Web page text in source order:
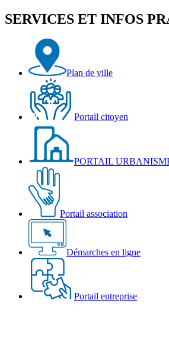
d'exposition
la
Véloroute
Migennes
SERVICES ET INFOS
Plan de ville
Portail citoyen
PORTAIL
Portail association
Démarches en ligne
Portail entreprise